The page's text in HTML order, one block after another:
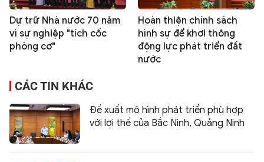
Dự trữ Nhà nước 70 năm
vì sự nghiệp "tích cốc
phòng cơ"
Hoàn thiện chính sách
hình sự để khơi thông
động lực phát triển đất
nước
CÁC TIN KHÁC
Đề xuất mô hình phát triển phù hợp
với lợi thế của Bắc Ninh, Quảng Ninh